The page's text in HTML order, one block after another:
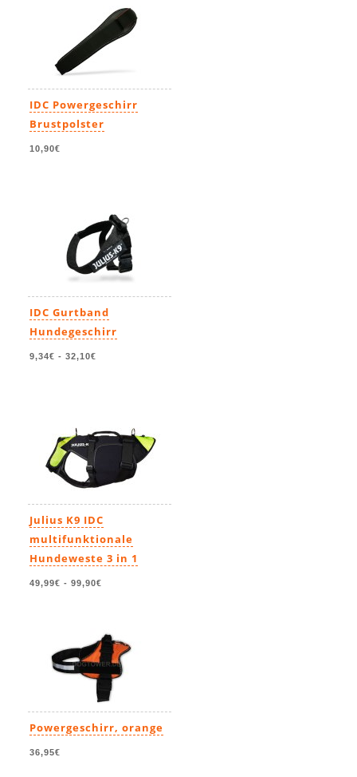
IDC Powergeschirr
Brustpolster
10,90€
IDC Gurtband
Hundegeschirr
9,34€ - 32,10€
Julius K9 IDC
multifunktionale
Hundeweste 3 in 1
49,99€ - 99,90€
Powergeschirr, orange
36,95€